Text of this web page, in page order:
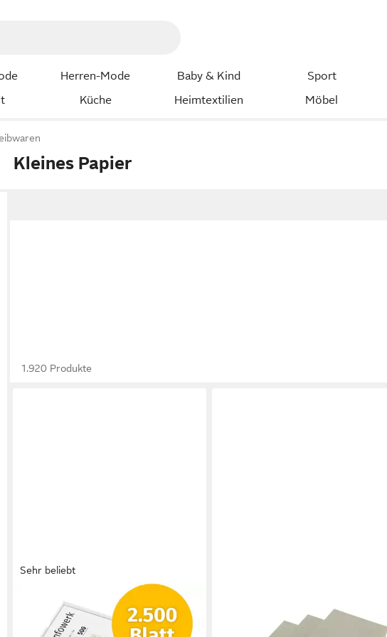
Herren-Mode Baby & Kind Sport
Küche Heimtextilien Möbel
Kleines Papier
1.920 Produkte
Sehr beliebt
Druckerpapier Kopierpapier 2500
Blatt A4 80g Premium Weiß
Papierkarton Graupappe Graukarton
Zeichenkarton Bastelkarton DIN A3